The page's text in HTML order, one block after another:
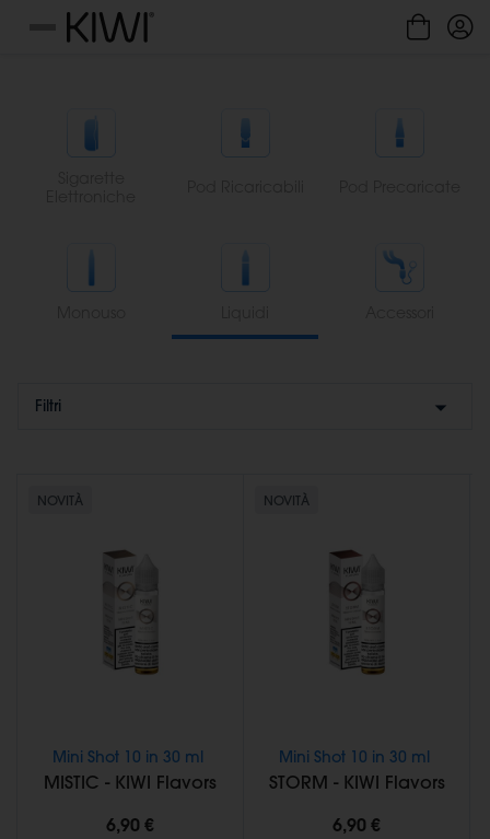
Menu
Filtri
NOVITÀ
Mini Shot 10 in 30 ml
MISTIC - KIWI Flavors
6,90 €
NOVITÀ
Mini Shot 10 in 30 ml
STORM - KIWI Flavors
6,90 €
Gestione cookie